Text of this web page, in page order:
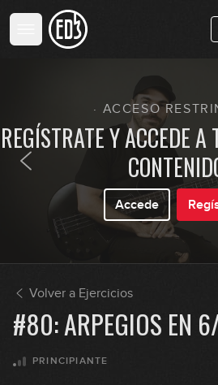
· ACCESO
REGÍSTRATE Y ACCEDE A
Accede
Volver a Ejercicios
#80: ARPEGIOS EN
PRINCIPIANTE
#68: Groove
08:11
#69: Bulerías
06:29
#70: Funk en
#71: Chord
#72: Pop Funk